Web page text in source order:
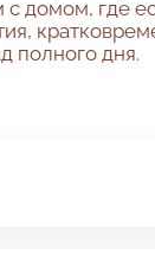
домом, где
полного дня.